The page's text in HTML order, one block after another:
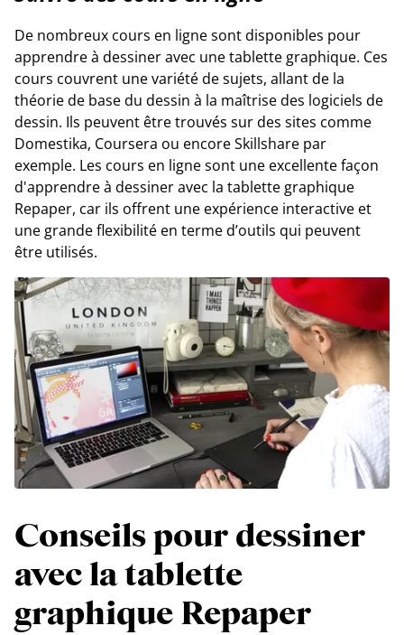
De nombreux cours en ligne sont disponibles pour
apprendre à dessiner avec une tablette graphique. Ces
cours couvrent une variété de sujets, allant de la
théorie de base du dessin à la maîtrise des logiciels de
dessin. Ils peuvent être trouvés sur des sites comme
Domestika, Coursera ou encore Skillshare par
exemple. Les cours en ligne sont une excellente façon
d'apprendre à dessiner avec la tablette graphique
Repaper, car ils offrent une expérience interactive et
une grande flexibilité en terme d’outils qui peuvent
être utilisés.
Conseils pour dessiner
avec la tablette
graphique Repaper